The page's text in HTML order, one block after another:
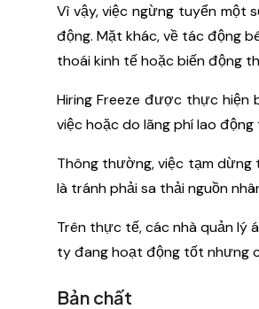
Vì vậy, việc ngừng tuyển một
động. Mặt khác, về tác động
thoái kinh tế hoặc biến động
Hiring Freeze được thực hiện
việc hoặc do lãng phí lao
Thông thường, việc tạm dừng
là tránh phải sa thải nguồn
Trên thực tế, các nhà quản lý
ty đang hoạt động tốt nhưng
Bản chất